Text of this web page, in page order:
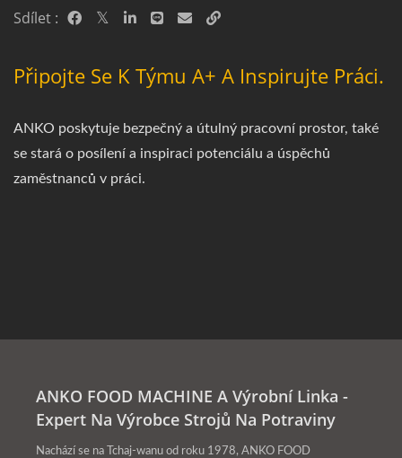
Sdílet :
Připojte Se K Týmu A+ A Inspirujte Práci.
ANKO poskytuje bezpečný a útulný pracovní prostor, také
se stará o posílení a inspiraci potenciálu a úspěchů
zaměstnanců v práci.
ANKO FOOD MACHINE A Výrobní Linka -
Expert Na Výrobce Strojů Na Potraviny
Nachází se na Tchaj-wanu od roku 1978, ANKO FOOD